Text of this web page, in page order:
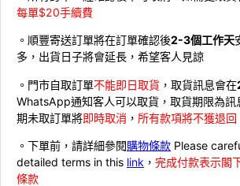
每單$20手續費
。順豐寄送訂單將在訂單確認後2-3個工作天
多，出貨日子將會延長，希望客人見諒
。門市自取訂單不能即日取貨 ，取貨訊息會在
WhatsApp通知客人可以取貨，取貨期限為訊
期未取訂單將即時取消 ， 所有款項將不獲退回
。下單前，請詳細參閱購物條款 Please
detailed terms in this link ， 完成付款表示閣
條款